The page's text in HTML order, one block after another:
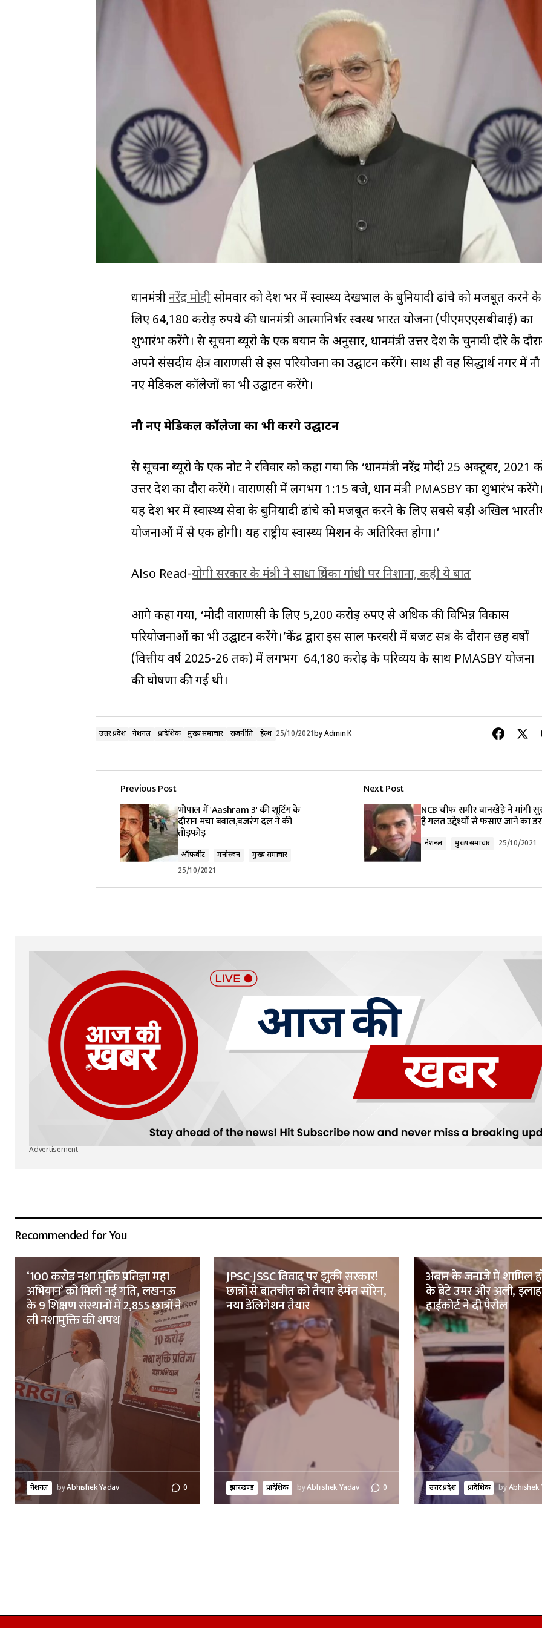
प्रधानमंत्रीनरेंद्र मोदीसोमवार को देश भर में स्वास्थ्य देखभाल के बुनियादी ढांचे को मजबूत करने के
लिए 64,180 करोड़ रुपये की प्रधानमंत्री आत्मानिर्भर स्वस्थ भारत योजना (पीएमएएसबीवाई) का
शुभारंभ करेंगे। प्रेस सूचना ब्यूरो के एक बयान के अनुसार, प्रधानमंत्री उत्तर प्रदेश के चुनावी दौरे के
अपने संसदीय क्षेत्र वाराणसी से इस परियोजना का उद्घाटन करेंगे। साथ ही वह सिद्धार्थ नगर में नौ
नए मेडिकल कॉलेजों का भी उद्घाटन करेंगे।
नौ नए मेडिकल कॉलेजों का भी करेंगे उद्घाटन
प्रेस सूचना ब्यूरो के एक नोट ने रविवार को कहा गया कि ‘प्रधानमंत्री नरेंद्र मोदी 25 अक्टूबर, 2021
उत्तर प्रदेश का दौरा करेंगे। वाराणसी में लगभग 1:15 बजे, प्रधान मंत्री PMASBY का शुभारंभ
यह देश भर में स्वास्थ्य सेवा के बुनियादी ढांचे को मजबूत करने के लिए सबसे बड़ी अखिल
योजनाओं में से एक होगी। यह राष्ट्रीय स्वास्थ्य मिशन के अतिरिक्त होगा।’
Also Read-योगी सरकार के मंत्री ने साधा प्रियंका गांधी पर निशाना, कही ये बात
आगे कहा गया, ‘मोदी वाराणसी के लिए 5,200 करोड़ रुपए से अधिक की विभिन्न विकास
परियोजनाओं का भी उद्घाटन करेंगे।’केंद्र द्वारा इस साल फरवरी में बजट सत्र के दौरान छह वर्षों
(वित्तीय वर्ष 2025-26 तक) में लगभग ₹ 64,180 करोड़ के परिव्यय के साथ PMASBY योजना
की घोषणा की गई थी।
उत्तर प्रदेश नेशनल प्रादेशिक मुख्य समाचार राजनीति हेल्थ 25/10/2021byAdmin K
Previous Post
भोपाल में 'Aashram 3' की शूटिंग के
दौरान मचा बवाल,बजरंग दल ने की
तोड़फोड़
ऑफ़बीट मनोरंजन
मुख्य समाचार
25/10/2021
Next Post
NCB चीफ समीर वानखेड़े ने मांगी
है गलत उद्देश्यों से फसाए जाने का डर
नेशनल मुख्य समाचार 25/10/2021
Advertisement
Recommended for You
‘100 करोड़ नशा मुक्ति प्रतिज्ञा महा
अभियान’ को मिली नई गति, लखनऊ
के 9 शिक्षण संस्थानों में 2,855 छात्रों ने
ली नशामुक्ति की शपथ
नेशनल byAbhishek Yadav 0
JPSC-JSSC विवाद पर झुकी सरकार!
छात्रों से बातचीत को तैयार हेमंत सोरेन,
नया डेलिगेशन तैयार
झारखण्ड प्रादेशिक byAbhishek Yadav 0
अबान के जनाजे में शामिल
के बेटे उमर और अली,
हाईकोर्ट ने दी पैरोल
उत्तर प्रदेश प्रादेशिक byAbhishek